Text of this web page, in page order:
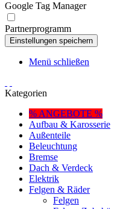
Google Tag Manager
Partnerprogramm
Menü schließen
Kategorien
% ANGEBOTE %
Aufbau & Karosserie
Außenteile
Beleuchtung
Bremse
Dach & Verdeck
Elektrik
Felgen & Räder
Felgen